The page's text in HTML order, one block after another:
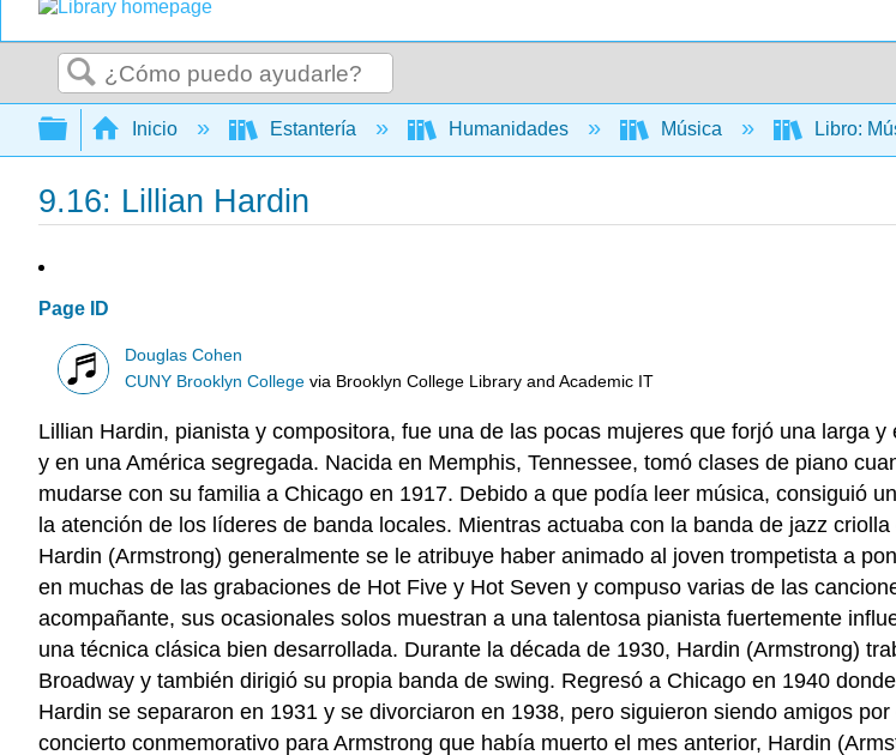
Buscar
Expandir/contraer jerarquía global
Inicio Estantería Humanidades Música Libro:
9.16: Lillian Hardin
Page ID
Douglas Cohen
CUNY Brooklyn College via Brooklyn College Library and Academic IT
Lillian Hardin, pianista y compositora, fue una de las pocas mujeres que forjó una larga
y en una América segregada. Nacida en Memphis, Tennessee, tomó clases de piano
mudarse con su familia a Chicago en 1917. Debido a que podía leer música, consiguió
la atención de los líderes de banda locales. Mientras actuaba con la banda de jazz
Hardin (Armstrong) generalmente se le atribuye haber animado al joven trompetista a
en muchas de las grabaciones de Hot Five y Hot Seven y compuso varias de las
acompañante, sus ocasionales solos muestran a una talentosa pianista fuertemente
una técnica clásica bien desarrollada. Durante la década de 1930, Hardin (Armstrong)
Broadway y también dirigió su propia banda de swing. Regresó a Chicago en 1940
Hardin se separaron en 1931 y se divorciaron en 1938, pero siguieron siendo amigos
concierto conmemorativo para Armstrong que había muerto el mes anterior, Hardin